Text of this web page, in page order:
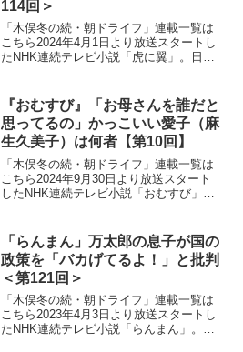
114回＞
「木俣冬の続・朝ドライフ」連載一覧は
こちら2024年4月1日より放送スタートし
たNHK連続テレビ小説「虎に翼」。日本
く本作。困難な時代に生まれながらも仲
間たちと切磋琢磨...
『おむすび』「お母さんを誰だと
思ってるの」かっこいい愛子（麻
生久美子）は何者【第10回】
「木俣冬の続・朝ドライフ」連載一覧は
こちら2024年9月30日より放送スタート
したNHK連続テレビ小説「おむすび」。
岡・糸島で両親や祖父母と共に暮らして
いた...
「らんまん」万太郎の息子が国の
政策を「バカげてるよ！」と批判
＜第121回＞
「木俣冬の続・朝ドライフ」連載一覧は
こちら2023年4月3日より放送スタートし
たNHK連続テレビ小説「らんまん」。